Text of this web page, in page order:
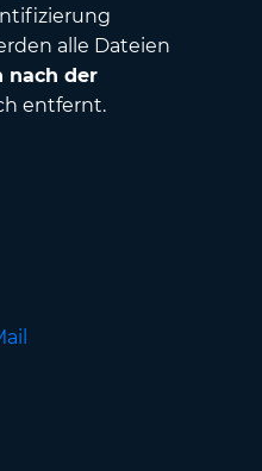
alle Dateien
nach der
entfernt.